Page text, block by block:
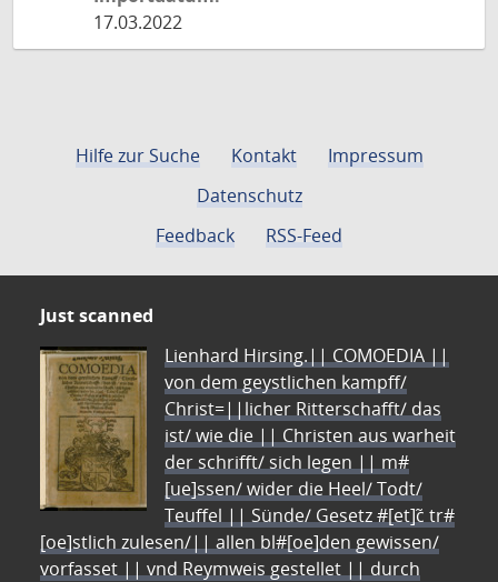
17.03.2022
Hilfe zur Suche Kontakt
Impressum
Datenschutz
Feedback
RSS-Feed
Just scanned
Lienhard Hirsing.|| COMOEDIA ||
von dem geystlichen kampff/
Christ=||licher Ritterschafft/ das
ist/ wie die || Christen aus warheit
der schrifft/ sich legen || m#
[ue]ssen/ wider die Heel/ Todt/
Teuffel || Sünde/ Gesetz #[et]c̃ tr#
[oe]stlich zulesen/|| allen bl#[oe]den gewissen/
vorfasset || vnd Reymweis gestellet || durch